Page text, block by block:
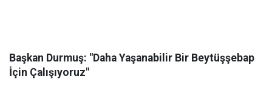
Başkan Durmuş: "Daha Yaşanabilir Bir Beytüşşebap
İçin Çalışıyoruz"